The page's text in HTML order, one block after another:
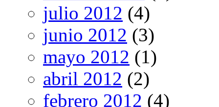
julio 2012 (4)
junio 2012 (3)
mayo 2012 (1)
abril 2012 (2)
febrero 2012 (4)